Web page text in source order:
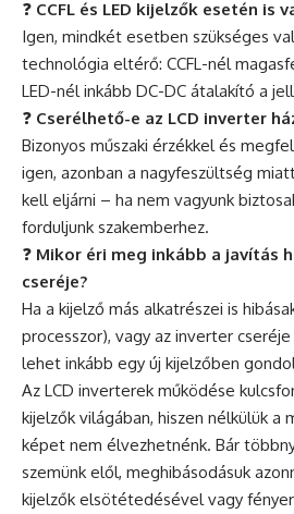
❓ CCFL és LED kijelzők esetén is
Igen, mindkét esetben szükséges
technológia eltérő: CCFL-nél
LED-nél inkább DC-DC átalakító a
❓ Cserélhető-e az LCD inverter
Bizonyos műszaki érzékkel és
igen, azonban a nagyfeszültség
kell eljárni – ha nem vagyunk
forduljunk szakemberhez.
❓ Mikor éri meg inkább a javítás
cseréje?
Ha a kijelző más alkatrészei is
processzor), vagy az inverter
lehet inkább egy új kijelzőben
Az LCD inverterek működése
kijelzők világában, hiszen nélkülük a
képet nem élvezhetnénk. Bár
szemünk elől, meghibásodásuk
kijelzők elsötétedésével vagy